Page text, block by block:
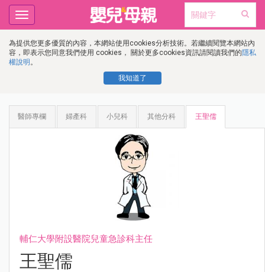
為提供您更多優質的內容，本網站使用cookies分析技術。若繼續閱覽本網站內
容，即表示您同意我們使用 cookies， 關於更多cookies資訊請閱讀我們的隱私
權說明 。
我知道了
Toggle
navigation
醫師專欄 婦產科 小兒科 其他分科 王聖儒
輔仁大學附設醫院兒童急診科主任
王聖儒